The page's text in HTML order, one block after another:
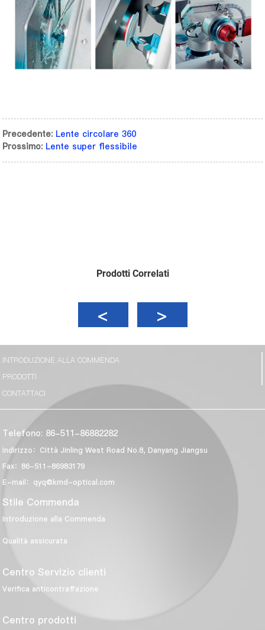
Precedente: Lente circolare 360
Prossimo: Lente super flessibile
Prodotti Correlati
INTRODUZIONE ALLA COMMENDA
PRODOTTI
CONTATTACI
Telefono: 86-511-86882282
Indirizzo：Città Jinling West Road No.8, Danyang Jiangsu
Fax：86-511-86983179
E-mail：qyq@kmd-optical.com
Stile Commenda
Introduzione alla Commenda
Qualità assicurata
Centro Servizio clienti
Verifica anticontraffazione
Centro prodotti